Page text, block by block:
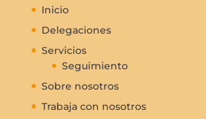
Inicio
Delegaciones
Servicios
Seguimiento
Sobre nosotros
Trabaja con nosotros